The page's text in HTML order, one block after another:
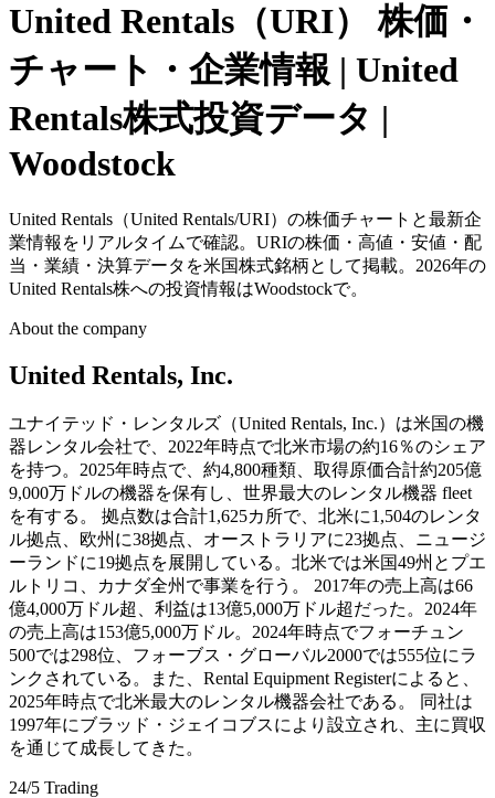
United Rentals（URI）
株価・
チャート・企業情報 | United
Rentals株式投資データ |
Woodstock
United Rentals（United Rentals/URI）の株価チャートと最新企
業情報をリアルタイムで確認。URIの株価・高値・安値・配
当・業績・決算データを米国株式銘柄として掲載。2026年の
United Rentals株への投資情報はWoodstockで。
About the company
United Rentals, Inc.
ユナイテッド・レンタルズ（United Rentals, Inc.）は米国の機
器レンタル会社で、2022年時点で北米市場の約16％のシェア
を持つ。2025年時点で、約4,800種類、取得原価合計約205億
9,000万ドルの機器を保有し、世界最大のレンタル機器 fleet
を有する。 拠点数は合計1,625カ所で、北米に1,504のレンタ
ル拠点、欧州に38拠点、オーストラリアに23拠点、ニュージ
ーランドに19拠点を展開している。北米では米国49州とプエ
ルトリコ、カナダ全州で事業を行う。 2017年の売上高は66
億4,000万ドル超、利益は13億5,000万ドル超だった。2024年
の売上高は153億5,000万ドル。2024年時点でフォーチュン
500では298位、フォーブス・グローバル2000では555位にラ
ンクされている。また、Rental Equipment Registerによると、
2025年時点で北米最大のレンタル機器会社である。 同社は
1997年にブラッド・ジェイコブスにより設立され、主に買収
を通じて成長してきた。
24/5 Trading